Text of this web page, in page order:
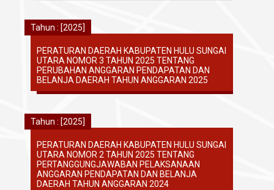
Tahun : [2025]
PERATURAN DAERAH KABUPATEN HULU SUNGAI
UTARA NOMOR 3 TAHUN 2025 TENTANG
PERUBAHAN ANGGARAN PENDAPATAN DAN
BELANJA DAERAH TAHUN ANGGARAN 2025
Tahun : [2025]
PERATURAN DAERAH KABUPATEN HULU SUNGAI
UTARA NOMOR 2 TAHUN 2025 TENTANG
PERTANGGUNGJAWABAN PELAKSANAAN
ANGGARAN PENDAPATAN DAN BELANJA
DAERAH TAHUN ANGGARAN 2024